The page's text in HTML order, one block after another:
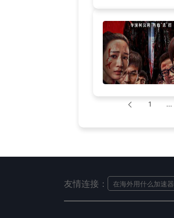
1 ...
友情连接： 在海外用什么加速器